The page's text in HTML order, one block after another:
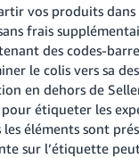
vos produits
frais
des codes-
le colis vers sa
en dehors de
étiqueter les
éléments sont
sur l’étiquette